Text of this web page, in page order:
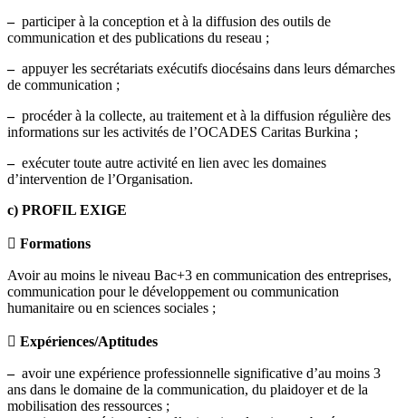
–participer à la conception et à la diffusion des outils de
communication et des publications du reseau ;
–appuyer les secrétariats exécutifs diocésains dans leurs démarches
de communication ;
–procéder à la collecte, au traitement et à la diffusion régulière des
informations sur les activités de l’OCADES Caritas Burkina ;
–exécuter toute autre activité en lien avec les domaines
d’intervention de l’Organisation.
c) PROFIL EXIGE
 Formations
Avoir au moins le niveau Bac+3 en communication des entreprises,
communication pour le développement ou communication
humanitaire ou en sciences sociales ;
 Expériences/Aptitudes
–avoir une expérience professionnelle significative d’au moins 3
ans dans le domaine de la communication, du plaidoyer et de la
mobilisation des ressources ;